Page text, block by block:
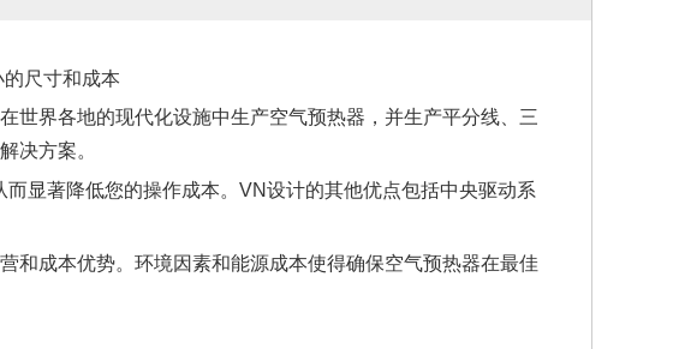
尺寸和成本
世界各地的现代化设施中生产空气预热器，并生产平分线、三
决方案。
显著降低您的操作成本。VN设计的其他优点包括中央驱动系
和成本优势。环境因素和能源成本使得确保空气预热器在最佳